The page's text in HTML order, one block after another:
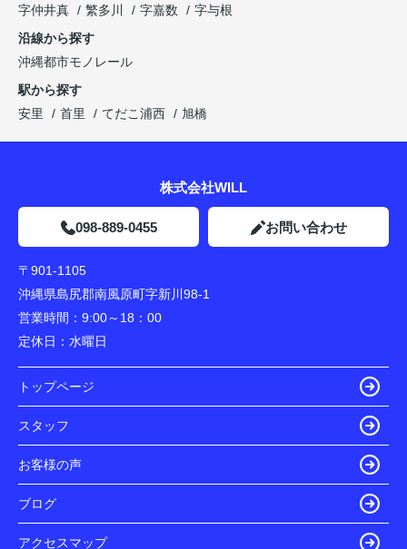
字仲井真
繁多川 字嘉数
字与根
沿線から探す
沖縄都市モノレール
駅から探す
安里
首里 てだこ浦西 旭橋
株式会社WILL
098-889-0455 お問い合わせ
〒901-1105
沖縄県島尻郡南風原町字新川98-1
営業時間： 9:00～18：00
定休日： 水曜日
トップページ
スタッフ
お客様の声
ブログ
アクセスマップ